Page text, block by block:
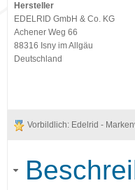
Hersteller
EDELRID GmbH & Co. KG
Achener Weg 66
88316 Isny im Allgäu
Deutschland
Vorbildlich: Edelrid -